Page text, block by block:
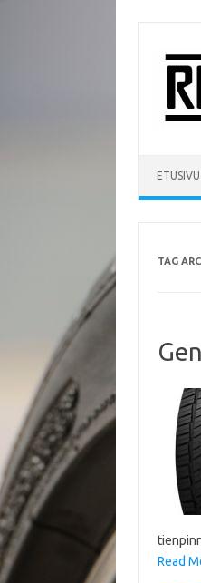
content
ETUSIVU
TAG
Read